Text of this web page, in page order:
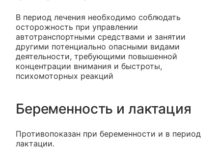
В период лечения необходимо соблюдать
осторожность при управлении
автотранспортными средствами и занятии
другими потенциально опасными видами
деятельности, требующими повышенной
концентрации внимания и быстроты,
психомоторных реакций
Беременность и лактация
Противопоказан при беременности и в период
лактации.